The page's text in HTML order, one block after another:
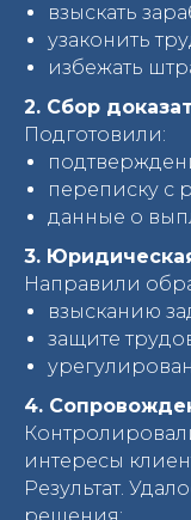
взыскать
узаконить
избежать
2. Сбор
Подготовили:
переписку с
данные о
3.
Направили
взысканию
защите
4.
интересы
Результат.